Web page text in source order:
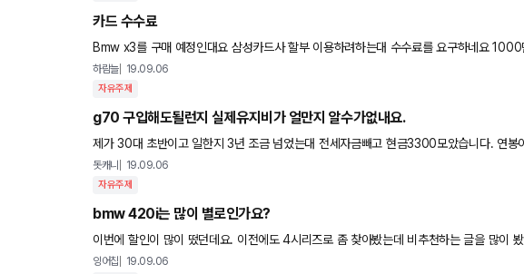
카드 수수료
Bmw x3를 구매 예정인대요 삼성카드사 할부 이용하려하는대 수수료를 요구하네요 1000만당 20만원정도 붙는대는대...원래 그런가
요?
하람늘 19.09.06
자유주제
g70 구입해도될런지 실제유지비가 얼만지 알수가없내요.
제가 30대 초반이고 일한지 3년 조금 넘었는대 전세자금빼고 현금3300모았습니다. 연봉이 4000인데 세후하면 뭐...별 볼일 없습니
다. 근데 g70 실제 타시는 분들 유지비가 어느정도 되는지
돗캐니 19.09.06
자유주제
bmw 420i는 많이 별로인가요?
이번에 할인이 많이 떴던데요. 이전에도 4시리즈로 좀 찾아봤는데 비추천하는 글을 많이
420i에 대해 어떻게 생각하시는지요.
잉어칩 19.09.06